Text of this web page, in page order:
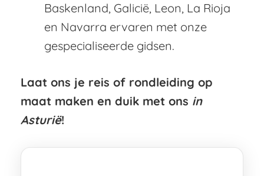
Baskenland, Galicië, Leon, La Rioja
en Navarra ervaren met onze
gespecialiseerde gidsen.
Laat ons je reis of rondleiding op
maat maken en duik met ons in
Asturië!